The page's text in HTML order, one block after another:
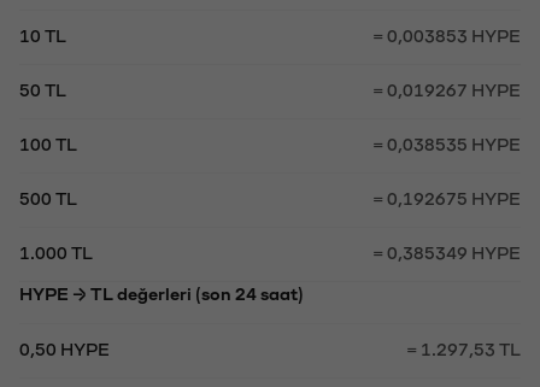
10 TL = 0,003853 HYPE
50 TL = 0,019267 HYPE
100 TL = 0,038535 HYPE
500 TL = 0,192675 HYPE
1.000 TL = 0,385349 HYPE
HYPE → TL değerleri (son 24 saat)
0,50 HYPE = 1.297,53 TL